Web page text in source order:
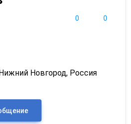
0 0
Новгород, Россия